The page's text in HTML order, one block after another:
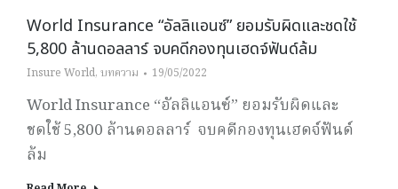
World Insurance “อัลลิแอนซ์” ยอมรับผิดและชดใช้
5,800 ล้านดอลลาร์ จบคดีกองทุนเฮดจ์ฟันด์ล้ม
Insure World, บทความ 19/05/2022
World Insurance “อัลลิแอนซ์” ยอมรับผิดและ
ชดใช้ 5,800 ล้านดอลลาร์ จบคดีกองทุนเฮดจ์ฟันด์
ล้ม